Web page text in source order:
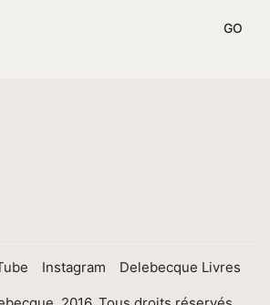
Instagram Delebecque Livres